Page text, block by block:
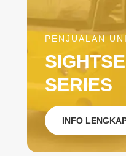
PENJUALAN
SERIES
INFO